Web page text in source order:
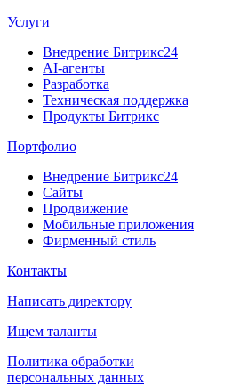
Услуги
Внедрение Битрикс24
AI-агенты
Разработка
Техническая поддержка
Продукты Битрикс
Портфолио
Внедрение Битрикс24
Сайты
Продвижение
Мобильные приложения
Фирменный стиль
Контакты
Написать директору
Ищем таланты
Политика обработки
персональных данных